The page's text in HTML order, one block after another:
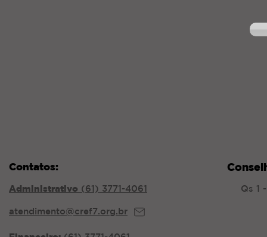
Contatos:
Administrativo (61) 3771-4061
atendimento@cref7.org.br
Qs 1